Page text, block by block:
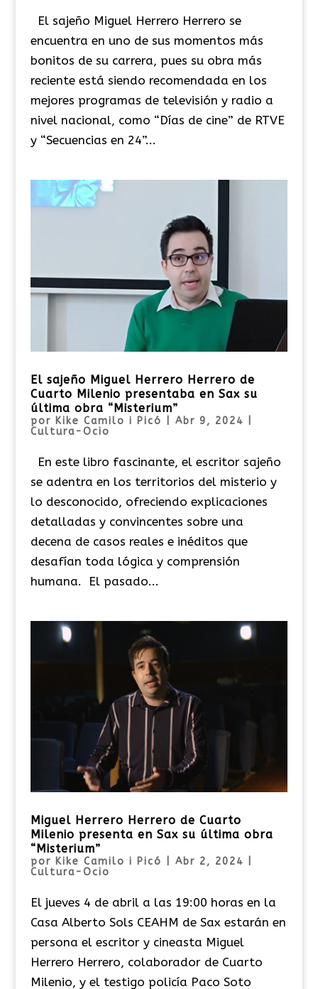
El sajeño Miguel Herrero Herrero se
encuentra en uno de sus momentos más
bonitos de su carrera, pues su obra más
reciente está siendo recomendada en los
mejores programas de televisión y radio a
nivel nacional, como “Días de cine” de RTVE
y “Secuencias en 24”...
El sajeño Miguel Herrero Herrero de
Cuarto Milenio presentaba en Sax su
última obra “Misterium”
por Kike Camilo i Picó Abr 9, 2024
Cultura-Ocio
En este libro fascinante, el escritor sajeño
se adentra en los territorios del misterio y
lo desconocido, ofreciendo explicaciones
detalladas y convincentes sobre una
decena de casos reales e inéditos que
desafían toda lógica y comprensión
humana. El pasado...
Miguel Herrero Herrero de Cuarto
Milenio presenta en Sax su última obra
“Misterium”
por Kike Camilo i Picó Abr 2, 2024
Cultura-Ocio
El jueves 4 de abril a las 19:00 horas en la
Casa Alberto Sols CEAHM de Sax estarán en
persona el escritor y cineasta Miguel
Herrero Herrero, colaborador de Cuarto
Milenio, y el testigo policía Paco Soto